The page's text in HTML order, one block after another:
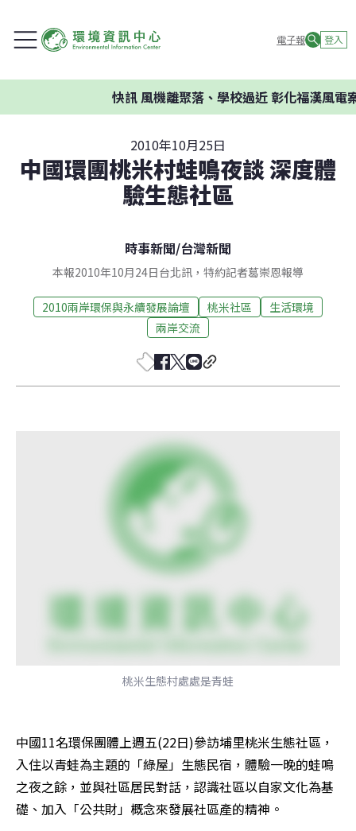
電子報 登入
快訊風機離聚落、學校過近 彰化福漢風電案
2010年10月25日
中國環團桃米村蛙鳴夜談 深度體
驗生態社區
時事新聞/台灣新聞
本報2010年10月24日台北訊，特約記者葛崇恩報導
2010兩岸環保與永續發展論壇 桃米社區
生活環境
兩岸交流
桃米生態村處處是青蛙
中國11名環保團體上週五(22日)參訪埔里桃米生態社區，
入住以青蛙為主題的「綠屋」生態民宿，體驗一晚的蛙鳴
之夜之餘，並與社區居民對話，認識社區以自家文化為基
礎、加入「公共財」概念來發展社區產的精神。